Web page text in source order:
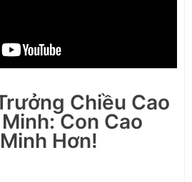
Chiều Cao
Con Cao
Hơn!